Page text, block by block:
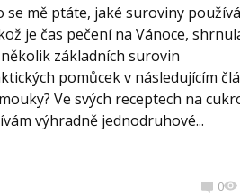
se mě ptáte, jaké suroviny
je čas pečení na Vánoce,
základních surovin
pomůcek v následujícím
Ve svých receptech na
výhradně jednodruhové...
0